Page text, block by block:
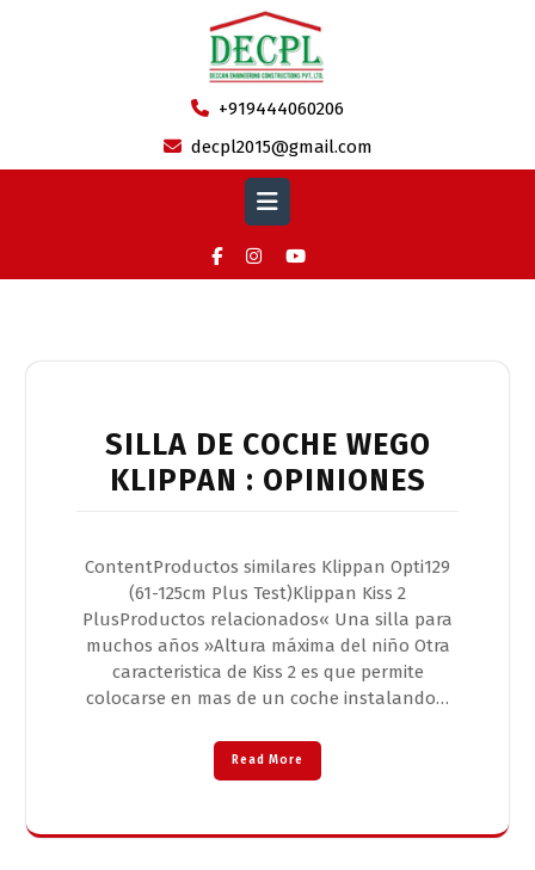
+919444060206
decpl2015@gmail.com
Button
SILLA DE COCHE WEGO
KLIPPAN : OPINIONES
ContentProductos similares Klippan Opti129
(61-125cm Plus Test)Klippan Kiss 2
PlusProductos relacionados« Una silla para
muchos años »Altura máxima del niño Otra
caracteristica de Kiss 2 es que permite
colocarse en mas de un coche instalando…
Read More